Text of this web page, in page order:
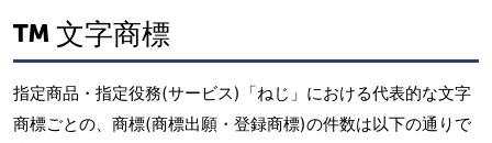
文字商標
指定商品・指定役務(サービス)「ねじ」における代表的な文字
商標ごとの、商標(商標出願・登録商標)の件数は以下の通りで